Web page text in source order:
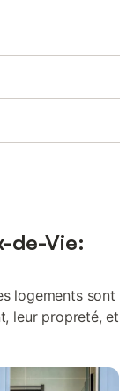
de-Vie:
logements sont
leur propreté, et